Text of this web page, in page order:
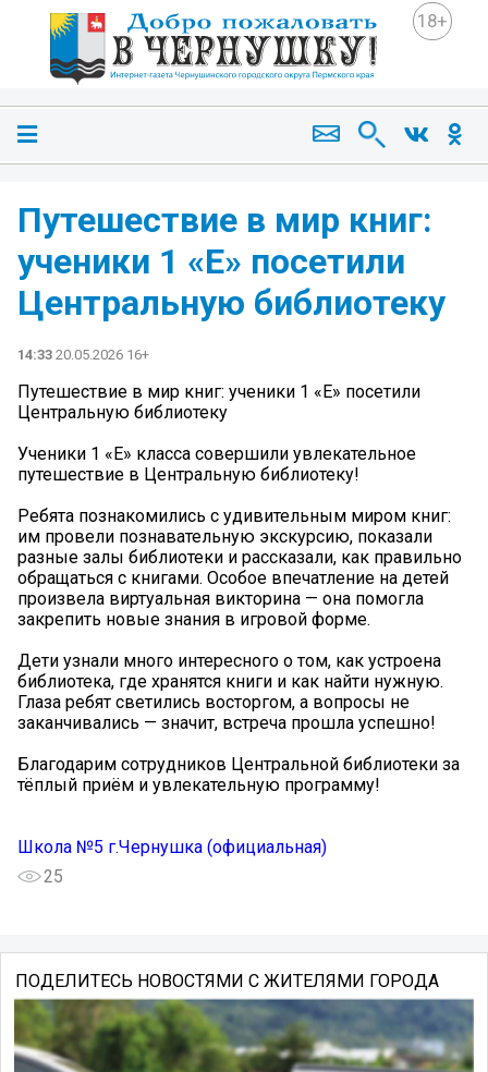
18+
Путешествие в мир книг:
ученики 1 «Е» посетили
Центральную библиотеку
14:33 20.05.2026 16+
Путешествие в мир книг: ученики 1 «Е» посетили
Центральную библиотеку
Ученики 1 «Е» класса совершили увлекательное
путешествие в Центральную библиотеку!
Ребята познакомились с удивительным миром книг:
им провели познавательную экскурсию, показали
разные залы библиотеки и рассказали, как правильно
обращаться с книгами. Особое впечатление на детей
произвела виртуальная викторина — она помогла
закрепить новые знания в игровой форме.
Дети узнали много интересного о том, как устроена
библиотека, где хранятся книги и как найти нужную.
Глаза ребят светились восторгом, а вопросы не
заканчивались — значит, встреча прошла успешно!
Благодарим сотрудников Центральной библиотеки за
тёплый приём и увлекательную программу!
Школа №5 г.Чернушка (официальная)
25
ПОДЕЛИТЕСЬ НОВОСТЯМИ С ЖИТЕЛЯМИ ГОРОДА